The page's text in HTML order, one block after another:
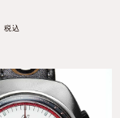
税込